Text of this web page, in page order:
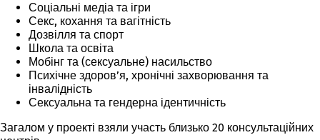
Соціальні медіа та ігри
Секс, кохання та вагітність
Дозвілля та спорт
Школа та освіта
Мобінг та (сексуальне) насильство
Психічне здоров’я, хронічні захворювання та
інвалідність
Сексуальна та гендерна ідентичність
Загалом у проекті взяли участь близько 20 консультаційних